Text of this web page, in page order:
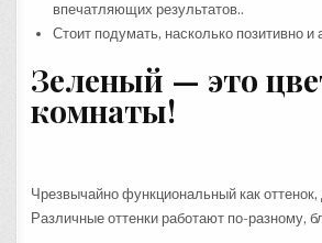
впечатляющих результатов..
Стоит подумать, насколько позитивно
Зеленый — это
комнаты!
Чрезвычайно функциональный как
Различные оттенки работают по-разному,